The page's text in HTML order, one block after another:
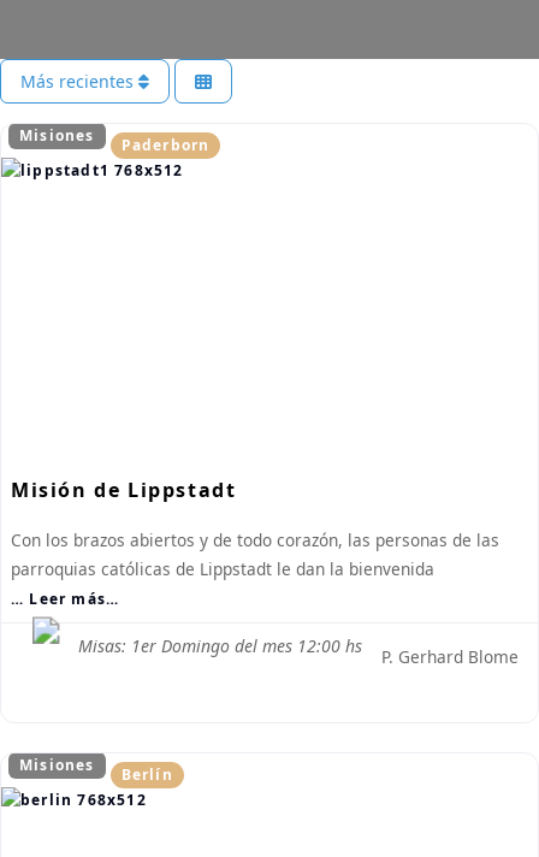
Más recientes
Misiones Paderborn
Misión de Lippstadt
Con los brazos abiertos y de todo corazón, las personas de las
parroquias católicas de Lippstadt le dan la bienvenida
… Leer más…
P. Gerhard Blome
Misas: 1er Domingo del mes 12:00 hs
Misiones Berlín